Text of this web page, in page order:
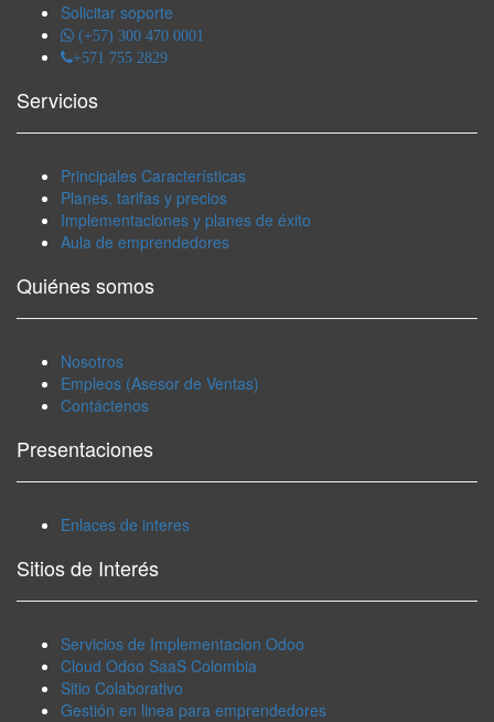
Solicitar soporte
(+57) 300 470 0001
+571 755 2829
Servicios
Principales Características
Planes, tarifas y precios
Implementaciones y planes de éxito
Aula de emprendedores
Quiénes somos
Nosotros
Empleos (Asesor de Ventas)
Contáctenos
Presentaciones
Enlaces de interes
Sitios de Interés
Servicios de Implementacion Odoo
Cloud Odoo SaaS Colombia
Sitio Colaborativo
Gestión en linea para emprendedores